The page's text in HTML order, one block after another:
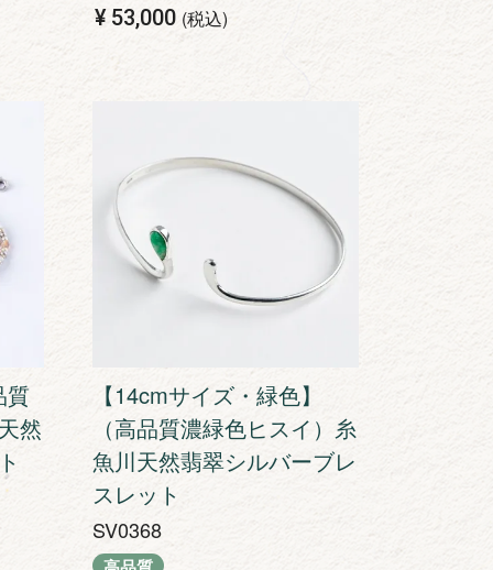
¥ 53,000 税込
質
然
【14cmサイズ・緑色】
（高品質濃緑色ヒスイ）糸
魚川天然翡翠シルバーブレ
スレット
SV0368